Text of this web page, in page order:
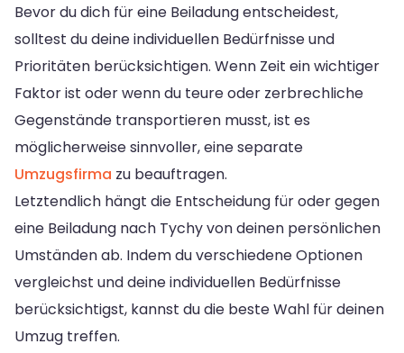
Bevor du dich für eine Beiladung entscheidest,
solltest du deine individuellen Bedürfnisse und
Prioritäten berücksichtigen. Wenn Zeit ein wichtiger
Faktor ist oder wenn du teure oder zerbrechliche
Gegenstände transportieren musst, ist es
möglicherweise sinnvoller, eine separate
Umzugsfirma zu beauftragen.
Letztendlich hängt die Entscheidung für oder gegen
eine Beiladung nach Tychy von deinen persönlichen
Umständen ab. Indem du verschiedene Optionen
vergleichst und deine individuellen Bedürfnisse
berücksichtigst, kannst du die beste Wahl für deinen
Umzug treffen.